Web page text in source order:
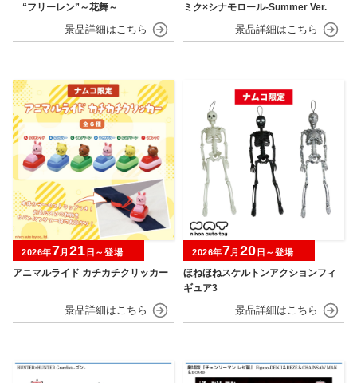
“フリーレン”～花舞～
ミク×シナモロール‐Summer Ver.
アニマルライド カチカチクリッカー
2026年7月 21 日～登場
ほねほねスケルトンアクションフィ
ギュア3
2026年7月 20 日～登場